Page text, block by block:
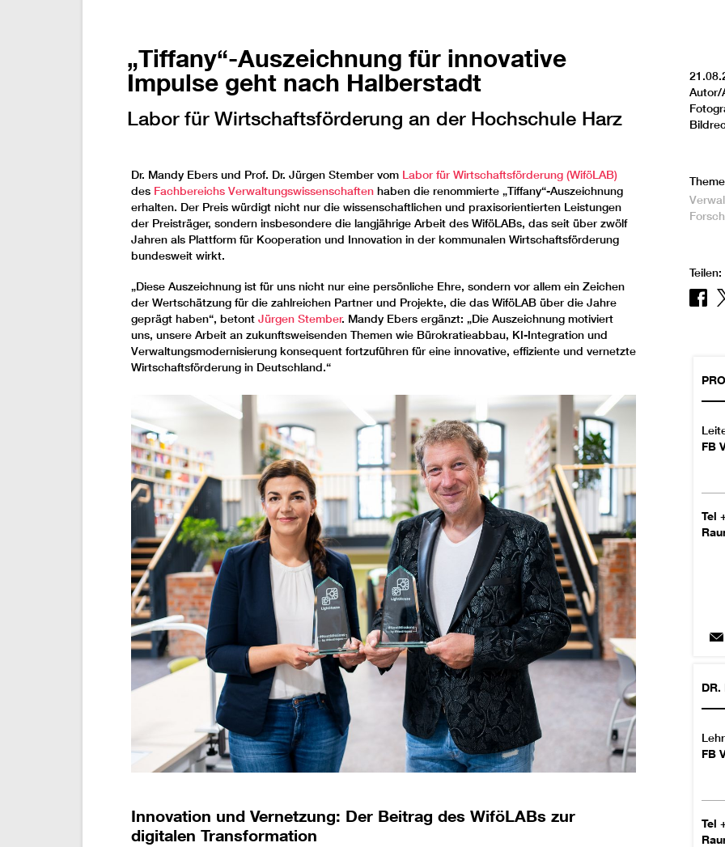
„Tiffany“-Auszeichnung für innovative
Impulse geht nach Halberstadt
Labor für Wirtschaftsförderung an der Hochschule Harz
Dr. Mandy Ebers und Prof. Dr. Jürgen Stember vom Labor für Wirtschaftsförderung (WiföLAB)
des Fachbereichs Verwaltungswissenschaften haben die renommierte „Tiffany“-Auszeichnung
erhalten. Der Preis würdigt nicht nur die wissenschaftlichen und praxisorientierten Leistungen
der Preisträger, sondern insbesondere die langjährige Arbeit des WiföLABs, das seit über zwölf
Jahren als Plattform für Kooperation und Innovation in der kommunalen Wirtschaftsförderung
bundesweit wirkt.
„Diese Auszeichnung ist für uns nicht nur eine persönliche Ehre, sondern vor allem ein Zeichen
der Wertschätzung für die zahlreichen Partner und Projekte, die das WiföLAB über die Jahre
geprägt haben“, betont Jürgen Stember. Mandy Ebers ergänzt: „Die Auszeichnung motiviert
uns, unsere Arbeit an zukunftsweisenden Themen wie Bürokratieabbau, KI-Integration und
Verwaltungsmodernisierung konsequent fortzuführen für eine innovative, effiziente und vernetzte
Wirtschaftsförderung in Deutschland.“
Innovation und Vernetzung: Der Beitrag des WiföLABs zur
digitalen Transformation
Autor/
Teilen:
FB
Tel
DR.
FB
Tel